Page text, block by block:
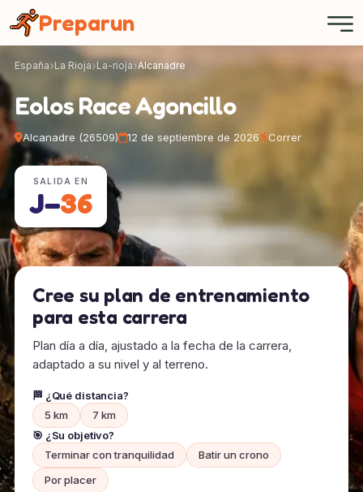
Preparun
España La Rioja La-rioja Alcanadre
Eolos Race Agoncillo
Alcanadre (26509) 12 de septiembre de 2026 Correr
SALIDA EN
J−36
Cree su plan de entrenamiento
para esta carrera
Plan día a día, ajustado a la fecha de la carrera,
adaptado a su nivel y al terreno.
🏁 ¿Qué distancia?
5 km
7 km
🎯 ¿Su objetivo?
Terminar con tranquilidad
Batir un crono
Por placer
Panel de gestión de cookies